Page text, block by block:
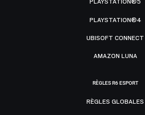
PLAYSTATION®5
PLAYSTATION®4
UBISOFT CONNECT
AMAZON LUNA
RÈGLES R6 ESPORT
RÈGLES GLOBALES